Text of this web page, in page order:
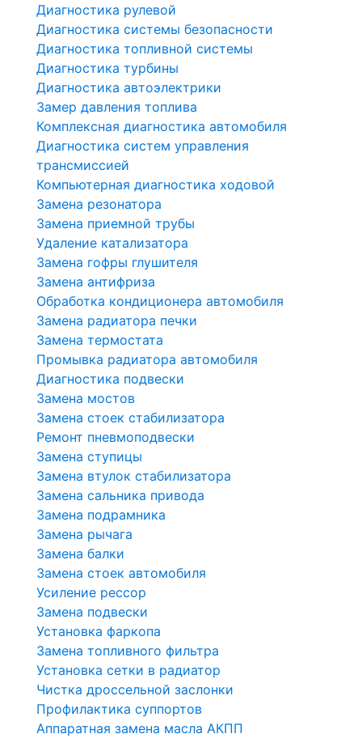
Диагностика рулевой
Диагностика системы безопасности
Диагностика топливной системы
Диагностика турбины
Диагностика автоэлектрики
Замер давления топлива
Комплексная диагностика автомобиля
Диагностика систем управления
трансмиссией
Компьютерная диагностика ходовой
Замена резонатора
Замена приемной трубы
Удаление катализатора
Замена гофры глушителя
Замена антифриза
Обработка кондиционера автомобиля
Замена радиатора печки
Замена термостата
Промывка радиатора автомобиля
Диагностика подвески
Замена мостов
Замена стоек стабилизатора
Ремонт пневмоподвески
Замена ступицы
Замена втулок стабилизатора
Замена сальника привода
Замена подрамника
Замена рычага
Замена балки
Замена стоек автомобиля
Усиление рессор
Замена подвески
Установка фаркопа
Замена топливного фильтра
Установка сетки в радиатор
Чистка дроссельной заслонки
Профилактика суппортов
Аппаратная замена масла АКПП